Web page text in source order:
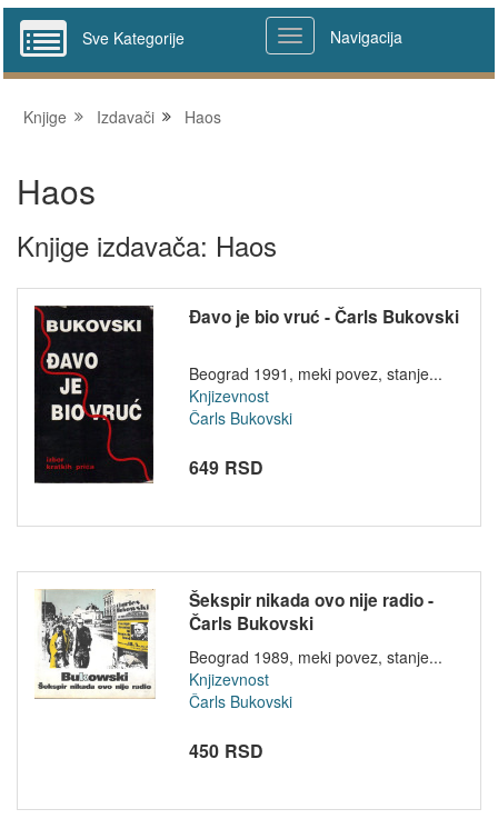
Sve Kategorije Navigacija
Knjige Izdavači Haos
Haos
Knjige izdavača: Haos
Đavo je bio vruć - Čarls Bukovski
Beograd 1991, meki povez, stanje...
Knjizevnost
Čarls Bukovski
649 RSD
Šekspir nikada ovo nije radio -
Čarls Bukovski
Beograd 1989, meki povez, stanje...
Knjizevnost
Čarls Bukovski
450 RSD